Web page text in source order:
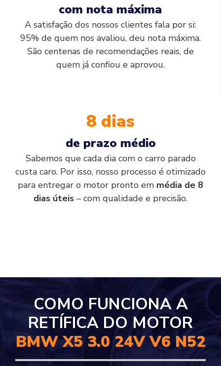
com nota máxima
A satisfação dos nossos clientes fala por si:
95% de quem nos avaliou, deu nota máxima.
São centenas de recomendações reais, de
quem já confiou e aprovou.
8 dias
de prazo médio
Sabemos que cada dia com o carro parado
custa caro. Por isso, nosso processo é otimizado
para entregar o motor pronto em média de 8
dias úteis – com qualidade e precisão.
COMO FUNCIONA A
RETÍFICA DO MOTOR
BMW X5 3.0 24V V6 N52